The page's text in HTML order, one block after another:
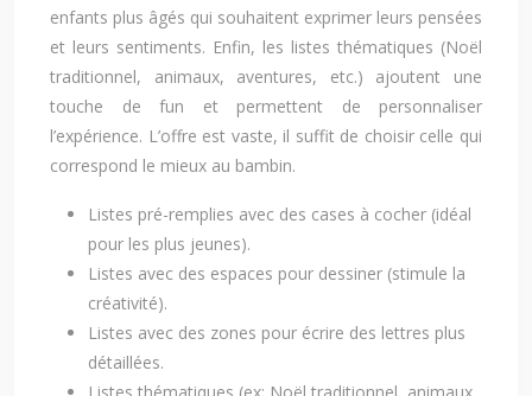
enfants plus âgés qui souhaitent exprimer leurs pensées
et leurs sentiments. Enfin, les listes thématiques (Noël
traditionnel, animaux, aventures, etc.) ajoutent une
touche de fun et permettent de personnaliser
l’expérience. L’offre est vaste, il suffit de choisir celle qui
correspond le mieux au bambin.
Listes pré-remplies avec des cases à cocher (idéal
pour les plus jeunes).
Listes avec des espaces pour dessiner (stimule la
créativité).
Listes avec des zones pour écrire des lettres plus
détaillées.